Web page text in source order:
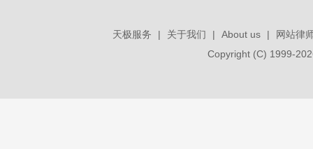
天极服务 | 关于我们 | About us |
网站律
Copyright (C) 1999-